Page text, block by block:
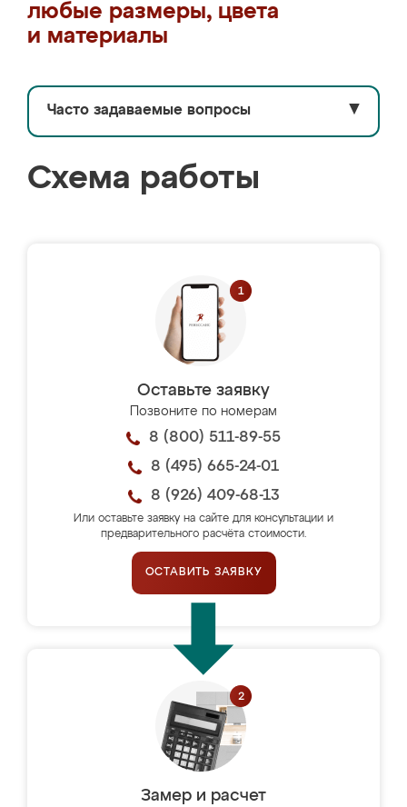
любые размеры, цвета
и материалы
Часто задаваемые вопросы ▼
Схема работы
Оставьте заявку
Позвоните по номерам
8 (800) 511-89-55
8 (495) 665-24-01
8 (926) 409-68-13
Или оставьте заявку на сайте для консультации и
предварительного расчёта стоимости.
ОСТАВИТЬ ЗАЯВКУ
Замер и расчет